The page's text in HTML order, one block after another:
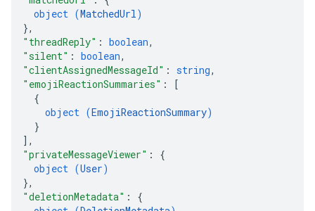
object (MatchedUrl)
},
"threadReply" : boolean,
"silent" : boolean,
"clientAssignedMessageId" : string,
"emojiReactionSummaries" :
[
{
object (EmojiReactionSummary)
}
] ,
"privateMessageViewer" : {
object (User)
},
"deletionMetadata" : {